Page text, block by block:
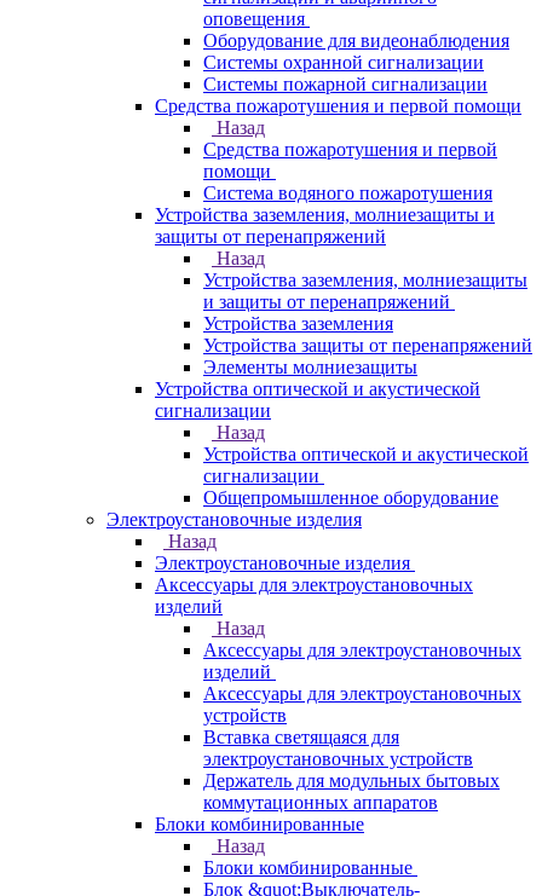
оповещения
Оборудование для видеонаблюдения
Системы охранной сигнализации
Системы пожарной сигнализации
Средства пожаротушения и первой помощи
Назад
Средства пожаротушения и первой
помощи
Система водяного пожаротушения
Устройства заземления, молниезащиты и
защиты от перенапряжений
Назад
Устройства заземления, молниезащиты
и защиты от перенапряжений
Устройства заземления
Устройства защиты от перенапряжений
Элементы молниезащиты
Устройства оптической и акустической
сигнализации
Назад
Устройства оптической и акустической
сигнализации
Общепромышленное оборудование
Электроустановочные изделия
Назад
Электроустановочные изделия
Аксессуары для электроустановочных
изделий
Назад
Аксессуары для электроустановочных
изделий
Аксессуары для электроустановочных
устройств
Вставка светящаяся для
электроустановочных устройств
Держатель для модульных бытовых
коммутационных аппаратов
Блоки комбинированные
Назад
Блоки комбинированные
Блок &quot;Выключатель-